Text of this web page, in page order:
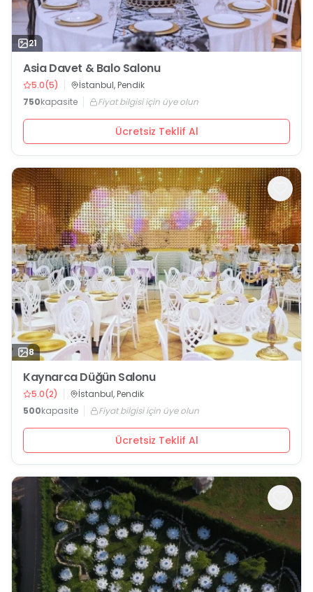
21
Asia Davet & Balo Salonu
5.0(5)
İstanbul, Pendik
750kapasite Fiyat bilgisi için üye olun
Ücretsiz Teklif Al
8
Kaynarca Düğün Salonu
5.0(2)
İstanbul, Pendik
500kapasite Fiyat bilgisi için üye olun
Ücretsiz Teklif Al